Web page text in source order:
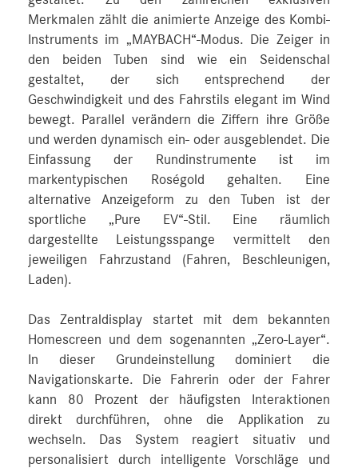
Merkmalen zählt die animierte Anzeige des Kombi-
Instruments im „MAYBACH“-Modus. Die Zeiger in
den beiden Tuben sind wie ein Seidenschal
gestaltet, der sich entsprechend der
Geschwindigkeit und des Fahrstils elegant im Wind
bewegt. Parallel verändern die Ziffern ihre Größe
und werden dynamisch ein- oder ausgeblendet. Die
Einfassung der Rundinstrumente ist im
markentypischen Roségold gehalten. Eine
alternative Anzeigeform zu den Tuben ist der
sportliche „Pure EV“-Stil. Eine räumlich
dargestellte Leistungsspange vermittelt den
jeweiligen Fahrzustand (Fahren, Beschleunigen,
Laden).
Das Zentraldisplay startet mit dem bekannten
Homescreen und dem sogenannten „Zero-Layer“.
In dieser Grundeinstellung dominiert die
Navigationskarte. Die Fahrerin oder der Fahrer
kann 80 Prozent der häufigsten Interaktionen
direkt durchführen, ohne die Applikation zu
wechseln. Das System reagiert situativ und
personalisiert durch intelligente Vorschläge und